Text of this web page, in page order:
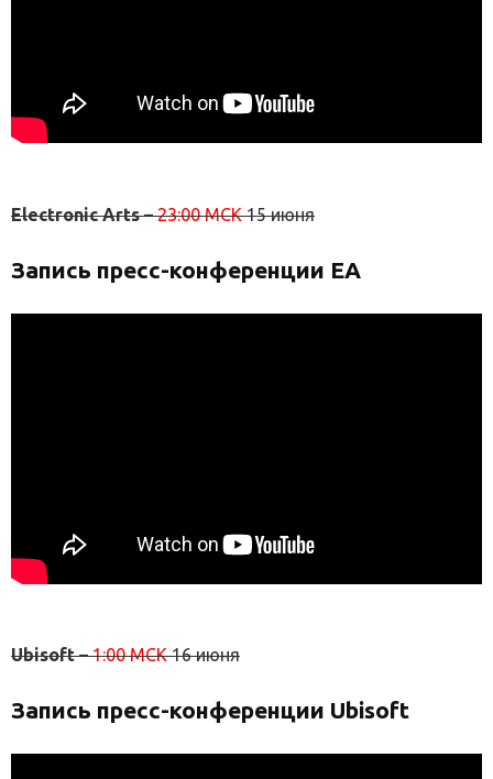
Electronic Arts–23:00 МСК15 июня
Запись пресс-конференции EA
Ubisoft–1:00 МСК16 июня
Запись пресс-конференции Ubisoft